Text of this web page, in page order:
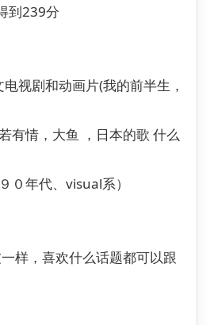
到239分
视剧和动画片(我的前半生，
，大鱼 ，日本的歌 什么
代、visual系）
样，喜欢什么话题都可以跟